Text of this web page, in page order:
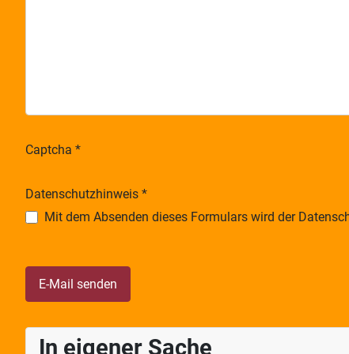
Captcha *
Datenschutzhinweis *
Datenschutzhinweis
Mit dem Absenden dieses Formulars wird der
E-Mail senden
In eigener Sache